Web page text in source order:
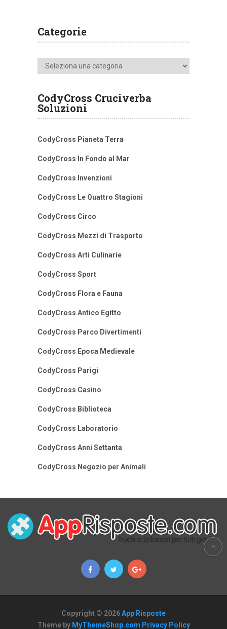
Categorie
Categorie
CodyCross Cruciverba
Soluzioni
CodyCross Pianeta Terra
CodyCross In Fondo al Mar
CodyCross Invenzioni
CodyCross Le Quattro Stagioni
CodyCross Circo
CodyCross Mezzi di Trasporto
CodyCross Arti Culinarie
CodyCross Sport
CodyCross Flora e Fauna
CodyCross Antico Egitto
CodyCross Parco Divertimenti
CodyCross Epoca Medievale
CodyCross Parigi
CodyCross Casino
CodyCross Biblioteca
CodyCross Laboratorio
CodyCross Anni Settanta
CodyCross Negozio per Animali
Copyright © 2026App Risposte
Theme by MyThemeShop.com Privacy Policy